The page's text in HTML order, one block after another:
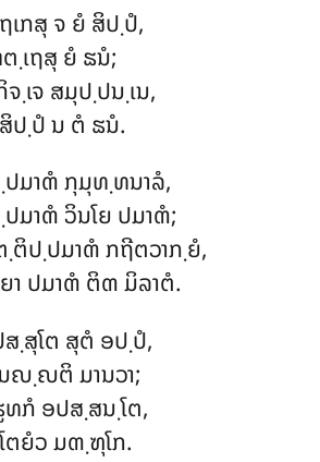
ເກສຸ ຈ ຍໍ ສິປ຺ປໍ,
ເຖສຸ ຍໍ ຘນໍ;
ຈ຺ເຈ ສມຸປ຺ປນ຺ເນ,
ປ຺ປໍ ນ ຕໍ ຘນໍ.
ມາຓໍ ກຸມຸທ຺ທນາລໍ,
ມາຓໍ ວິນໂຍ ປມາຓໍ;
ປ຺ປມາຓໍ ກຖີຕວາກ຺ຍໍ,
າ ປມາຓໍ ຕິຓ ມິລາຕໍ.
ສຸໂຕ ສຸຕໍ ອປ຺ປໍ,
ຎ຺ຎຕິ ມານວາ;
ກໍ ອປສ຺ສນ຺ໂຕ,
ຕຍໍວ ມຓ຺ຑຸໂກ.